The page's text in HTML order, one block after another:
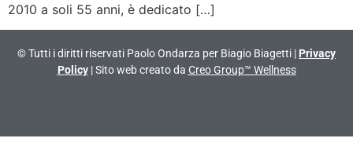
2010 a soli 55 anni, è dedicato […]
© Tutti i diritti riservati Paolo Ondarza per Biagio Biagetti | Privacy
Policy| Sito web creato da Creo Group™ Wellness